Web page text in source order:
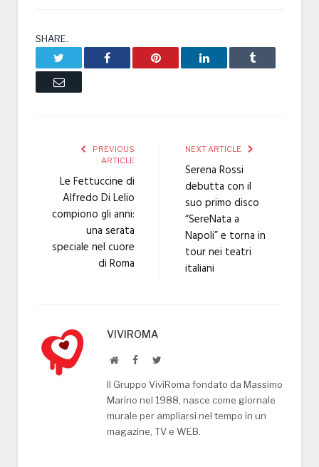
SHARE.
Facebook Pinterest LinkedIn Tumblr
Email
PREVIOUS
ARTICLE
Le Fettuccine di
Alfredo Di Lelio
compiono gli anni:
una serata
speciale nel cuore
di Roma
NEXT ARTICLE
Serena Rossi
debutta con il
suo primo disco
“SereNata a
Napoli” e torna in
tour nei teatri
italiani
VIVIROMA
WebsiteFacebookTwitter
Il Gruppo ViviRoma fondato da Massimo
Marino nel 1988, nasce come giornale
murale per ampliarsi nel tempo in un
magazine, TV e WEB.